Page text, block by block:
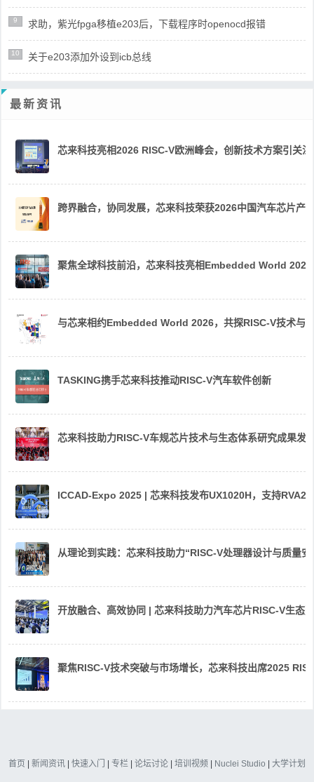
9 求助，紫光fpga移植e203后，下载程序时openocd报错
10 关于e203添加外设到icb总线
最新资讯
芯来科技亮相2026 RISC-V欧洲峰会，创新技术方案引关注
跨界融合，协同发展，芯来科技荣获2026中国汽车芯片产
聚焦全球科技前沿，芯来科技亮相Embedded World 2026
与芯来相约Embedded World 2026，共探RISC-V技术与
TASKING携手芯来科技推动RISC-V汽车软件创新
芯来科技助力RISC-V车规芯片技术与生态体系研究成果发
ICCAD-Expo 2025 | 芯来科技发布UX1020H，支持
从理论到实践：芯来科技助力“RISC-V处理器设计与质量
开放融合、高效协同 | 芯来科技助力汽车芯片RISC-V生态
聚焦RISC-V技术突破与市场增长，芯来科技出席2025
首页 | 新闻资讯 | 快速入门 | 专栏 | 论坛讨论 | 培训视频 | Nuclei Studio | 大学计划